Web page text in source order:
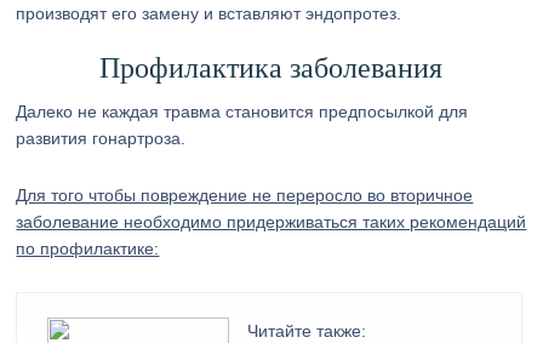
производят его замену и вставляют эндопротез.
Профилактика заболевания
Далеко не каждая травма становится предпосылкой для
развития гонартроза.
Для того чтобы повреждение не переросло во вторичное
заболевание необходимо придерживаться таких рекомендаций
по профилактике:
Читайте также: